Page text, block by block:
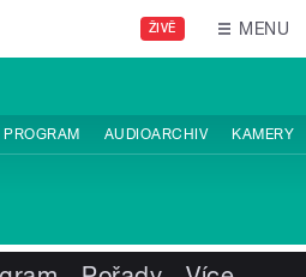
ŽIVĚ MENU
PROGRAM AUDIOARCHIV KAMERY